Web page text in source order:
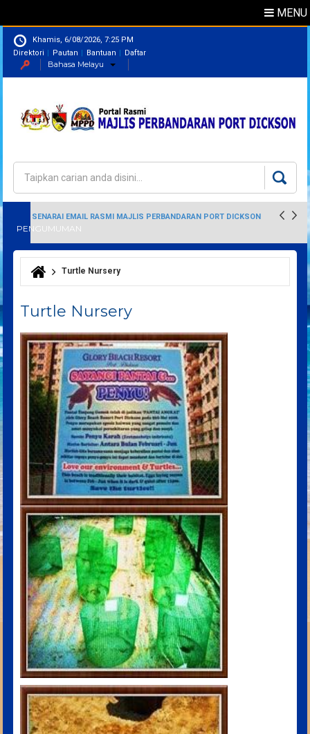
MENU
Khamis, 6/08/2026, 7:25 PM
Direktori
Pautan Bantuan Daftar
Bahasa Melayu
Borang carian
PENGUMUMAN
SENARAI EMAIL RASMI MAJLIS PERBANDARAN PORT DICKSON
Anda di sini
Turtle Nursery
Turtle Nursery